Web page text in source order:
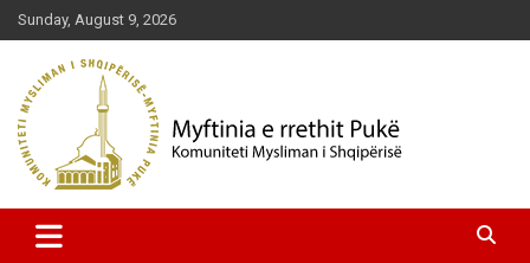
Skip
to
content
Sunday, August 9, 2026
Myftinia Pukë | Faqja Zyrtare